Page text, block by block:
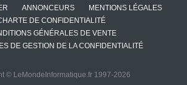
ANNONCEURS
MENTIONS LÉGALES
DE CONFIDENTIALITÉ
GÉNÉRALES DE VENTE
DE GESTION DE LA CONFIDENTIALITÉ
© LeMondeInformatique.fr 1997-2026